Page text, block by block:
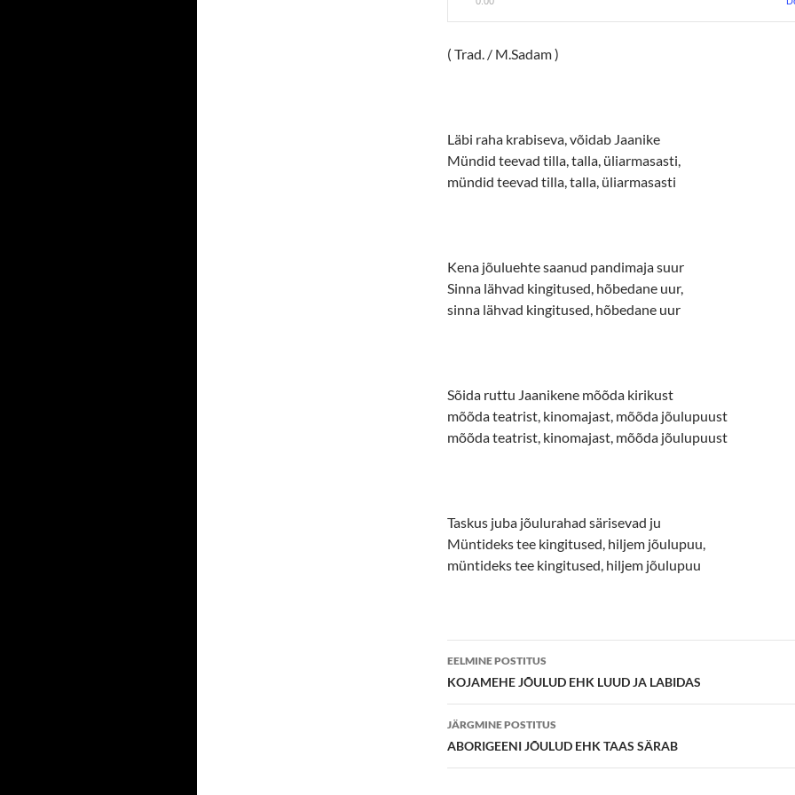
( Trad. / M.Sadam )
Läbi raha krabiseva, võidab Jaanike
Mündid teevad tilla, talla, üliarmasasti,
mündid teevad tilla, talla, üliarmasasti
Kena jõuluehte saanud pandimaja suur
Sinna lähvad kingitused, hõbedane uur,
sinna lähvad kingitused, hõbedane uur
Sõida ruttu Jaanikene mõõda kirikust
mõõda teatrist, kinomajast, mõõda jõulupuust
mõõda teatrist, kinomajast, mõõda jõulupuust
Taskus juba jõulurahad särisevad ju
Müntideks tee kingitused, hiljem jõulupuu,
müntideks tee kingitused, hiljem jõulupuu
Postituste
töölaud
EELMINE POSTITUS
KOJAMEHE JÕULUD EHK LUUD JA LABIDAS
JÄRGMINE POSTITUS
ABORIGEENI JÕULUD EHK TAAS SÄRAB